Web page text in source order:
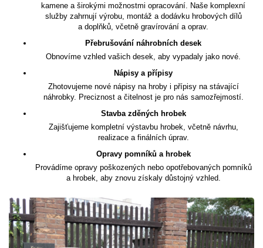
kamene a širokými možnostmi opracování. Naše komplexní
služby zahrnují výrobu, montáž a dodávku hrobových dílů
a doplňků, včetně gravírování a oprav.
Přebrušování náhrobních desek
Obnovíme vzhled vašich desek, aby vypadaly jako nové.
Nápisy a přípisy
Zhotovujeme nové nápisy na hroby i přípisy na stávající
náhrobky. Preciznost a čitelnost je pro nás samozřejmostí.
Stavba zděných hrobek
Zajišťujeme kompletní výstavbu hrobek, včetně návrhu,
realizace a finálních úprav.
Opravy pomníků a hrobek
Provádíme opravy poškozených nebo opotřebovaných pomníků
a hrobek, aby znovu získaly důstojný vzhled.